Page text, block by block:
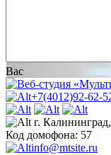
Вас
+7(4012)92-62-
г.
Код домофона: 57
info@mtsite.ru